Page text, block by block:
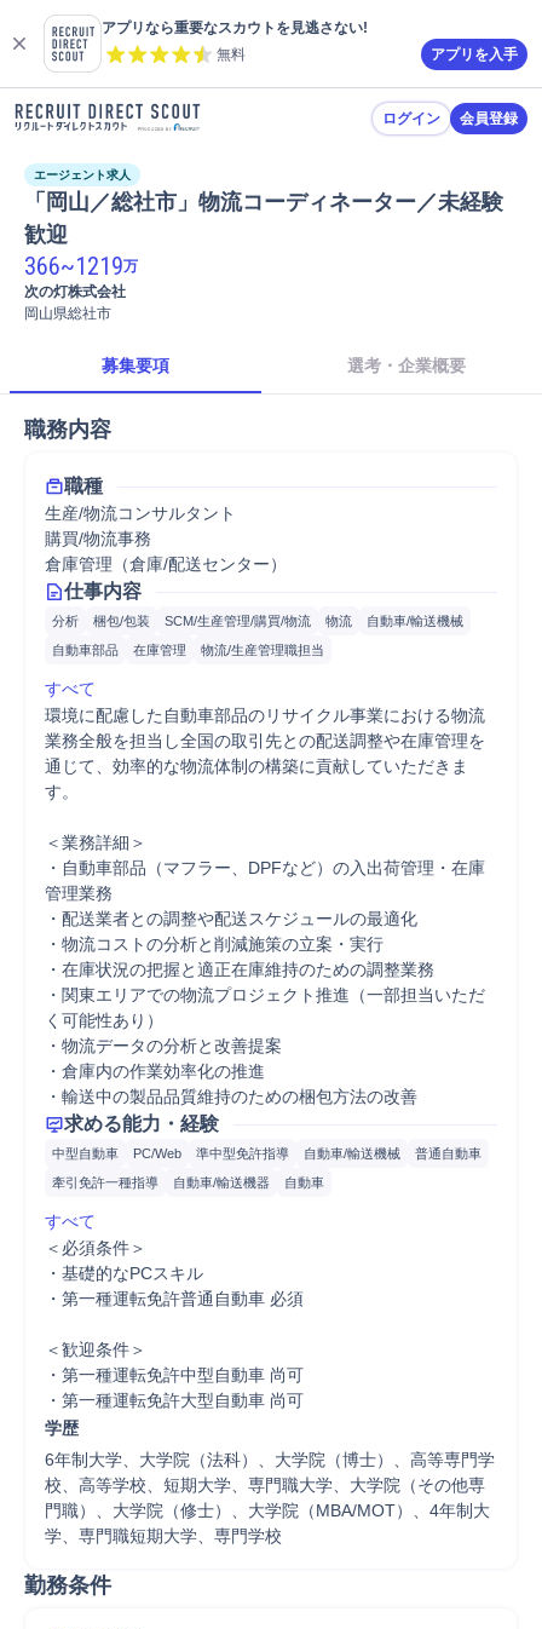
アプリなら重要なスカウトを見逃さない!
無料
アプリを入手
ログイン 会員登録
エージェント求人
「岡山／総社市」物流コーディネーター／未経験
366~1219万
次の灯株式会社
岡山県総社市
募集要項 選考・企業概要
職務内容
職種
生産/物流コンサルタント
購買/物流事務
倉庫管理（倉庫/配送センター）
仕事内容
分析 梱包/包装 SCM/生産管理/購買/物流 物流
自動車/輸送機械
自動車部品
在庫管理 物流/生産管理職担当
すべて
環境に配慮した自動車部品のリサイクル事業における物流
業務全般を担当し全国の取引先との配送調整や在庫管理を
通じて、効率的な物流体制の構築に貢献していただきま
す。
＜業務詳細＞
・自動車部品（マフラー、DPFなど）の入出荷管理・在庫
管理業務
・配送業者との調整や配送スケジュールの最適化
・物流コストの分析と削減施策の立案・実行
・在庫状況の把握と適正在庫維持のための調整業務
・関東エリアでの物流プロジェクト推進（一部担当いただ
く可能性あり）
・物流データの分析と改善提案
・倉庫内の作業効率化の推進
・輸送中の製品品質維持のための梱包方法の改善
求める能力・経験
中型自動車 PC/Web 準中型免許指導 自動車/輸送機械
普通自動車
牽引免許一種指導
自動車/輸送機器 自動車
すべて
＜必須条件＞
・基礎的なPCスキル
・第一種運転免許普通自動車 必須
＜歓迎条件＞
・第一種運転免許中型自動車 尚可
・第一種運転免許大型自動車 尚可
学歴
6年制大学、大学院（法科）、大学院（博士）、高等専門学
校、高等学校、短期大学、専門職大学、大学院（その他専
門職）、大学院（修士）、大学院（MBA/MOT）、4年制大
学、専門職短期大学、専門学校
勤務条件